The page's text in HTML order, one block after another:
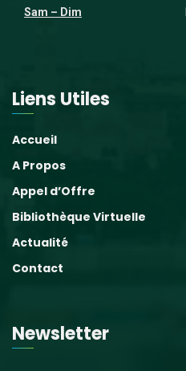
Sam – Dim
Liens Utiles
Accueil
A Propos
Appel d’Offre
Bibliothèque Virtuelle
Actualité
Contact
Newsletter